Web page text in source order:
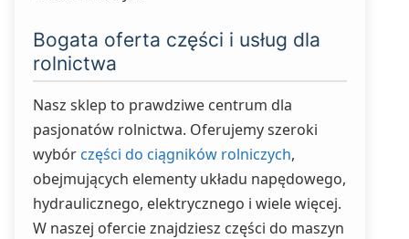
Bogata oferta części i usług dla
rolnictwa
Nasz sklep to prawdziwe centrum dla
pasjonatów rolnictwa. Oferujemy szeroki
wybór części do ciągników rolniczych,
obejmujących elementy układu napędowego,
hydraulicznego, elektrycznego i wiele więcej.
W naszej ofercie znajdziesz części do maszyn